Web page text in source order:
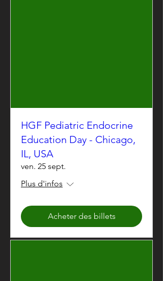
HGF Pediatric Endocrine
Education Day - Chicago,
IL, USA
ven. 25 sept.
Plus d'infos
Acheter des billets